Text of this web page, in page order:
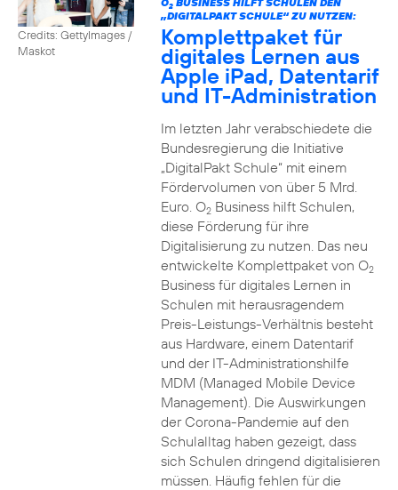
Credits: GettyImages /
Maskot
2
„DIGITALPAKT SCHULE“ ZU NUTZEN:
Komplettpaket für
digitales Lernen aus
Apple iPad, Datentarif
und IT-Administration
Im letzten Jahr verabschiedete die
Bundesregierung die Initiative
„DigitalPakt Schule“ mit einem
Fördervolumen von über 5 Mrd.
Euro. O2Business hilft Schulen,
diese Förderung für ihre
Digitalisierung zu nutzen. Das neu
entwickelte Komplettpaket von O2
Business für digitales Lernen in
Schulen mit herausragendem
Preis-Leistungs-Verhältnis besteht
aus Hardware, einem Datentarif
und der IT-Administrationshilfe
MDM (Managed Mobile Device
Management). Die Auswirkungen
der Corona-Pandemie auf den
Schulalltag haben gezeigt, dass
sich Schulen dringend digitalisieren
müssen. Häufig fehlen für die